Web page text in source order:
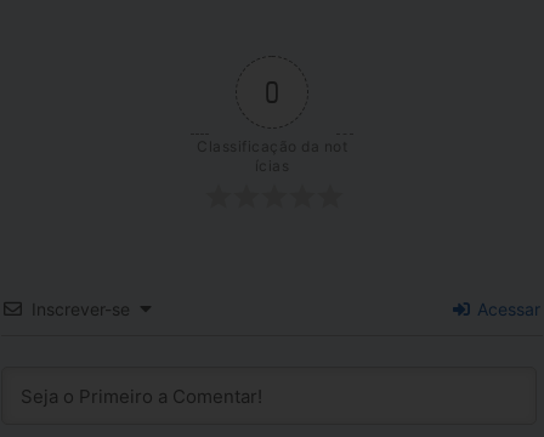
0
Classificação da not
Inscrever-se Acessar